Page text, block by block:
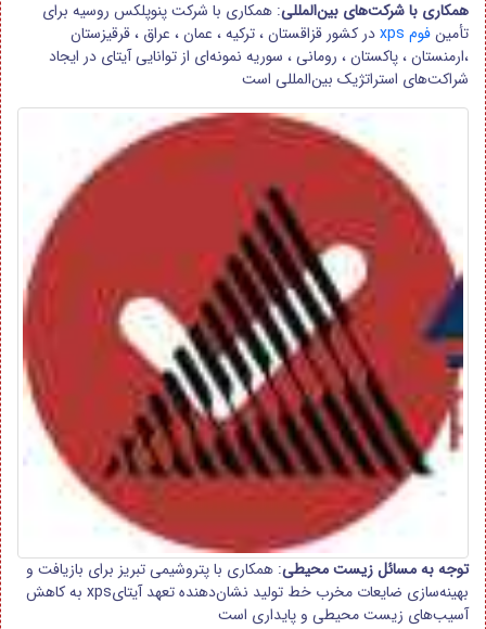
همکاری با شرکت‌های بین‌المللی: همکاری با شرکت پنوپلکس روسیه برای
تأمینفوم xps
در کشور قزاقستان ، ترکیه ، عمان ، عراق ، قرقیزستان
،ارمنستان ، پاکستان ، رومانی ، سوریه نمونه‌ای از توانایی آیتای در ایجاد
شراکت‌های استراتژیک بین‌المللی است
توجه به مسائل زیست محیطی: همکاری با پتروشیمی تبریز برای بازیافت و
بهینه‌سازی ضایعات مخرب خط تولید نشان‌دهنده تعهد آیتایxps به کاهش
آسیب‌های زیست محیطی و پایداری است